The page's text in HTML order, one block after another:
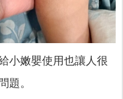
小嫩嬰使用也讓人很
題。